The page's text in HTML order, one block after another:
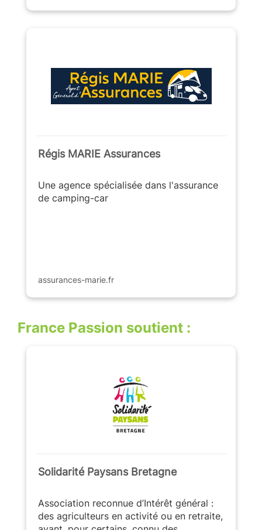
assurances-marie.fr
Régis MARIE Assurances
Une agence spécialisée dans l'assurance
de camping-car
France Passion soutient :
Solidarité Paysans Bretagne
Association reconnue d’Intérêt général :
des agriculteurs en activité ou en retraite,